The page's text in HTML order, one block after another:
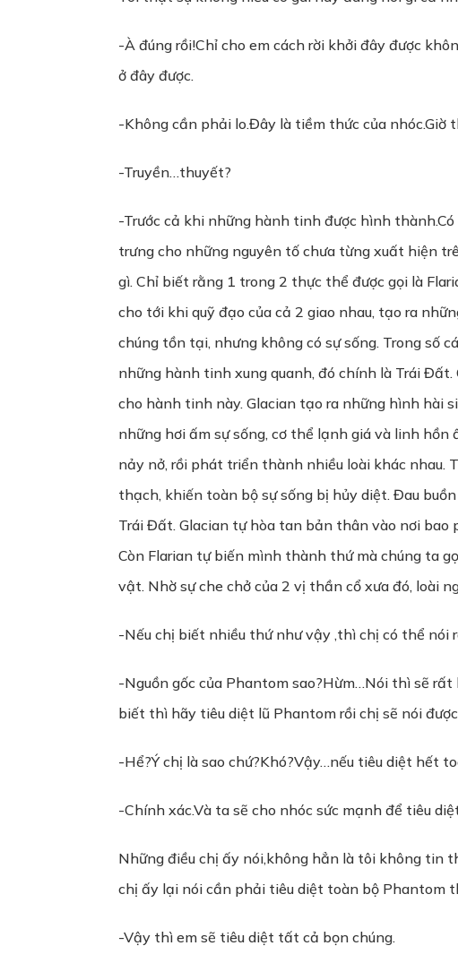
-À đúng rồi!Chỉ cho em cách rời khởi đây được
ở đây được.
-Không cần phải lo.Đây là tiềm thức của
-Truyền…thuyết?
-Trước cả khi những hành tinh được hình
trưng cho những nguyên tố chưa từng xuất hiện
gì. Chỉ biết rằng 1 trong 2 thực thể được gọi là
cho tới khi quỹ đạo của cả 2 giao nhau, tạo ra
chúng tồn tại, nhưng không có sự sống. Trong
những hành tinh xung quanh, đó chính là Trái
cho hành tinh này. Glacian tạo ra những hình hài
những hơi ấm sự sống, cơ thể lạnh giá và linh
nảy nở, rồi phát triển thành nhiều loài khác nhau.
thạch, khiến toàn bộ sự sống bị hủy diệt. Đau
Trái Đất. Glacian tự hòa tan bản thân vào nơi bao
Còn Flarian tự biến mình thành thứ mà chúng ta
vật. Nhờ sự che chở của 2 vị thần cổ xưa đó, loài
-Nếu chị biết nhiều thứ như vậy ,thì chị có thể nói
-Nguồn gốc của Phantom sao?Hừm…Nói thì sẽ
biết thì hãy tiêu diệt lũ Phantom rồi chị sẽ nói
-Hể?Ý chị là sao chứ?Khó?Vậy…nếu tiêu diệt hết
-Chính xác.Và ta sẽ cho nhóc sức mạnh để tiêu
Những điều chị ấy nói,không hẳn là tôi không tin
chị ấy lại nói cần phải tiêu diệt toàn bộ Phantom
-Vậy thì em sẽ tiêu diệt tất cả bọn chúng.